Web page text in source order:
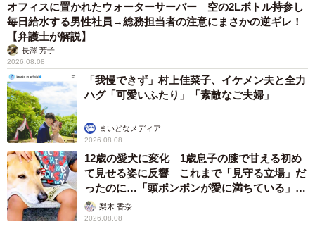
オフィスに置かれたウォーターサーバー 空の2Lボトル持参し
毎日給水する男性社員→総務担当者の注意にまさかの逆ギレ！
【弁護士が解説】
長澤 芳子
2026.08.08
「我慢できず」村上佳菜子、イケメン夫と全力
ハグ「可愛いふたり」「素敵なご夫婦」
まいどなメディア
2026.08.08
12歳の愛犬に変化 1歳息子の膝で甘える初め
て見せる姿に反響 これまで「見守る立場」だ
ったのに…「頭ポンポンが愛に満ちている」
「尊…」
梨木 香奈
2026.08.08